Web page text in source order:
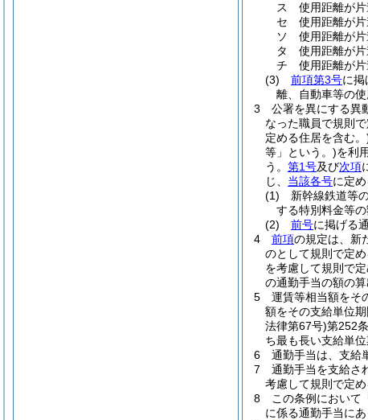
ス
使用距離が
セ
使用距離が
ソ
使用距離が
タ
使用距離が
チ
使用距離が
(3)
前項第3号に
離、自動車等の
3
公署を異にする異
なった職員で規則で
定める住居を含む。
等」という。)を利
う。 第1号及び次項
じ、 当該各号に定め
(1)
新幹線鉄道等
する特別料金等
(2)
前号に掲げる
4
前項の規定は、新
のとして規則で定
を考慮して規則で
の通勤手当の額の算
5
運賃等相当額をそ
額をその支給単位
法律第67号)第252
ち最も長い支給単
6
通勤手当は、支給
7
通勤手当を支給さ
考慮して規則で定
8
この条例において
に係る通勤手当に